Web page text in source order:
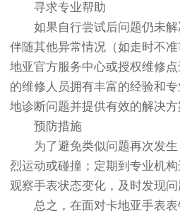
寻求专业帮助
如果自行尝试后问题仍未解
伴随其他异常情况（如走时不
地亚官方服务中心或授权维修
的维修人员拥有丰富的经验和
地诊断问题并提供有效的解决方
预防措施
为了避免类似问题再次发生
烈运动或碰撞；定期到专业机
观察手表状态变化，及时发现问
总之，在面对卡地亚手表表